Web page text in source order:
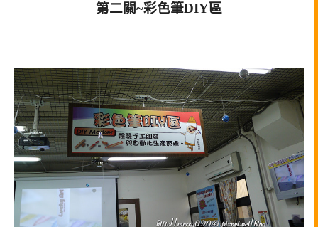
第二關~彩色筆DIY區